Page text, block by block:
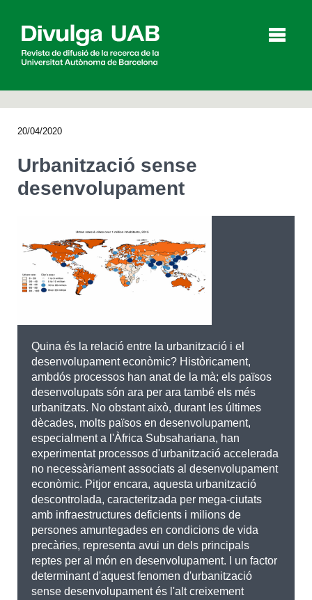
English Español
20/04/2020
Urbanització sense
desenvolupament
Quina és la relació entre la urbanització i el
desenvolupament econòmic? Històricament,
ambdós processos han anat de la mà; els països
desenvolupats són ara per ara també els més
urbanitzats. No obstant això, durant les últimes
dècades, molts països en desenvolupament,
especialment a l'Àfrica Subsahariana, han
experimentat processos d'urbanització accelerada
no necessàriament associats al desenvolupament
econòmic. Pitjor encara, aquesta urbanització
descontrolada, caracteritzada per mega-ciutats
amb infraestructures deficients i milions de
persones amuntegades en condicions de vida
precàries, representa avui un dels principals
reptes per al món en desenvolupament. I un factor
determinant d'aquest fenomen d'urbanització
sense desenvolupament és l'alt creixement